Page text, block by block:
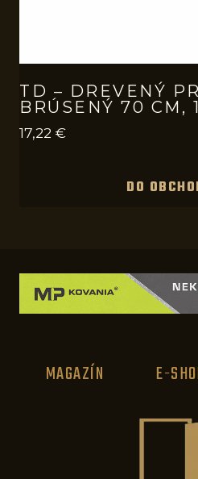
TD – DREVENÝ
BRÚSENÝ 70 CM,
17,22 €
DO
MAGAZÍN E-